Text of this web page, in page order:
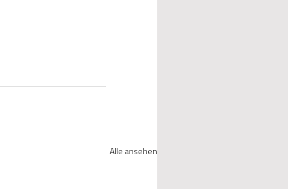
Alle ansehen